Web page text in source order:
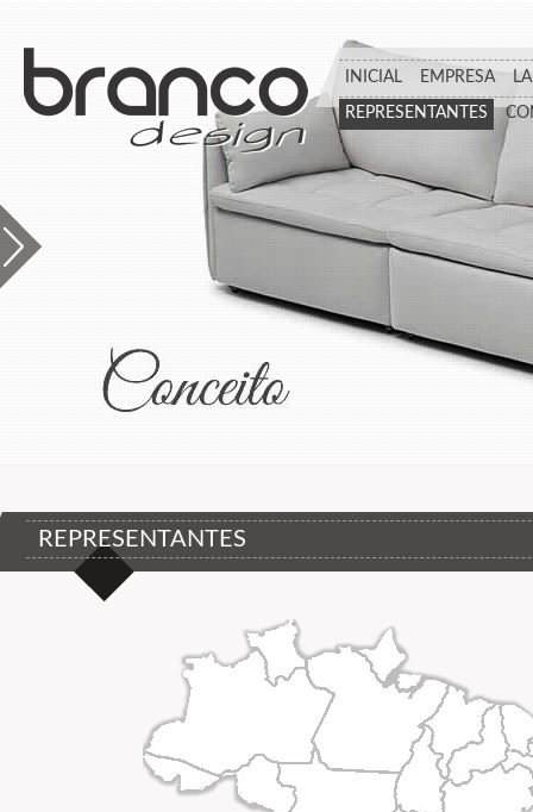
INICIAL EMPRESA
REPRESENTANTES
REPRESENTANTES